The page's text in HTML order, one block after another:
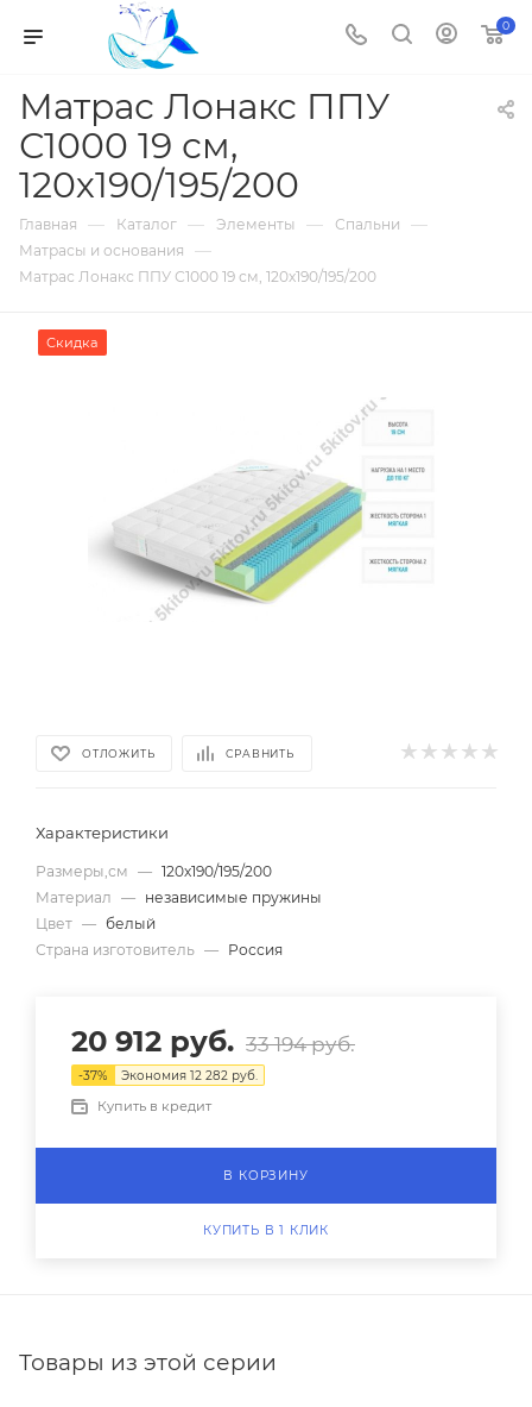
0
Матрас Лонакс ППУ
С1000 19 см,
120х190/195/200
Главная — Каталог — Элементы — Спальни —
Матрасы и основания —
Матрас Лонакс ППУ С1000 19 см, 120х190/195/200
Скидка
ОТЛОЖИТЬ СРАВНИТЬ
Характеристики
Размеры,см — 120х190/195/200
Материал — независимые пружины
Цвет — белый
Страна изготовитель — Россия
20 912 руб. 33 194руб.
-37% Экономия 12 282 руб.
Купить в кредит
В КОРЗИНУ
КУПИТЬ В 1 КЛИК
Товары из этой серии